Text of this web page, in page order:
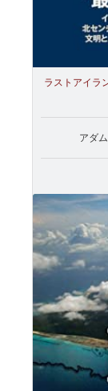
ラストアイラ
アダ